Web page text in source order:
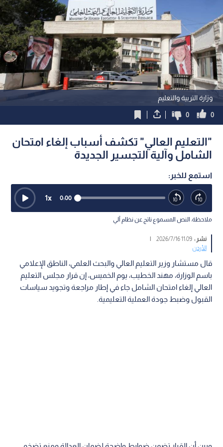
وزارة التربية والتعليم
0
0
"التعليم العالي" تكشف أسباب إلغاء امتحان
الشامل وآلية التجسير الجديدة
استمع للخبر:
0:00
1x
ملاحظة: النص المسموع ناتج عن نظام آلي
نشر :11:09 2026/7/16
|
الأردن
قال مستشار وزير التعليم العالي والبحث العلمي، الناطق الإعلامي
باسم الوزارة، مهند الخطيب، يوم الخميس، إن قرار مجلس التعليم
العالي إلغاء امتحان الشامل جاء في إطار مراجعة وتجويد سياسات
القبول وضبط جودة العملية التعليمية.